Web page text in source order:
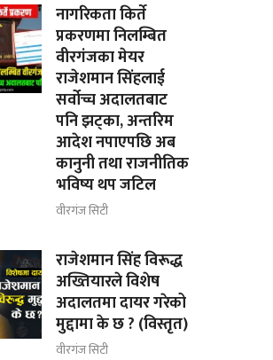
नागरिकता किर्ते
प्रकरणमा निलम्बित
वीरगंजका मेयर
राजेशमान सिंहलाई
सर्वोच्च अदालतबाट
पनि झट्का, अन्तरिम
आदेश नपाएपछि अब
कानुनी तथा राजनीतिक
भविष्य थप जटिल
वीरगंज सिटी
राजेशमान सिंह विरूद्ध
अख्तियारले विशेष
अदालतमा दायर गरेको
मुद्दामा के छ ? (विस्तृत)
वीरगंज सिटी